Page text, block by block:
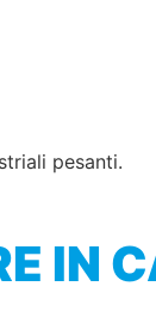
pesanti.
IN